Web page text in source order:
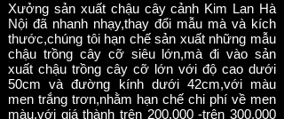
Xưởng sản xuất chậu cây cảnh Kim Lan Hà
Nội đã nhanh nhạy,thay đổi mẫu mà và kích
thước,chúng tôi hạn chế sản xuất những mẫu
chậu trồng cây cỡ siêu lớn,mà đi vào sản
xuất chậu trồng cây cỡ lớn với độ cao dưới
50cm và đường kính dưới 42cm,với màu
men trắng trơn,nhằm hạn chế chi phí về men
màu,với giá thành trên 200.000 -trên 300.000